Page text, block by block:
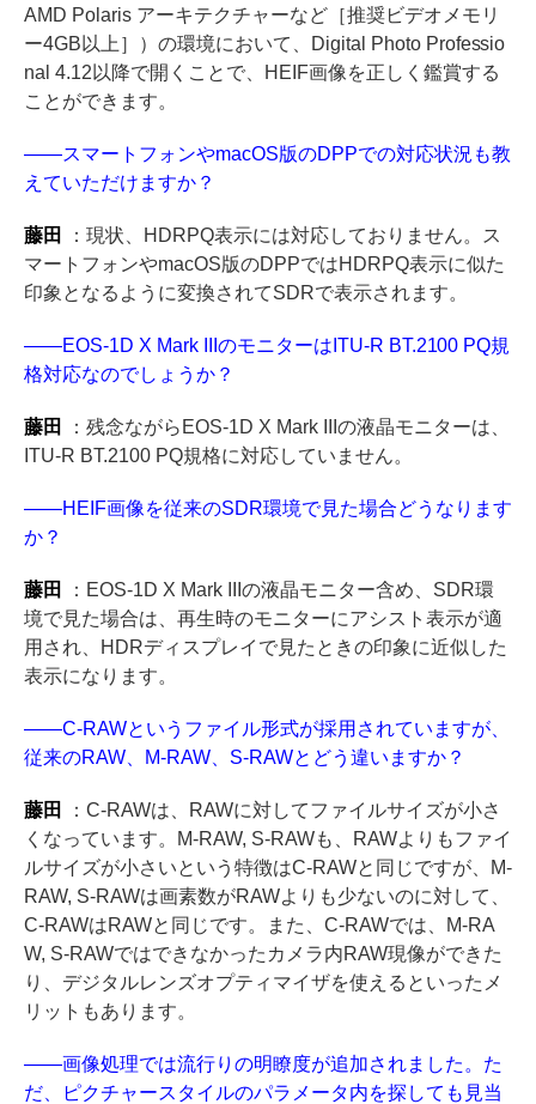
AMD Polaris アーキテクチャーなど［推奨ビデオメモリ
ー4GB以上］）の環境において、Digital Photo Professio
nal 4.12以降で開くことで、HEIF画像を正しく鑑賞する
ことができます。
――スマートフォンやmacOS版のDPPでの対応状況も教
えていただけますか？
藤田
：現状、HDRPQ表示には対応しておりません。ス
マートフォンやmacOS版のDPPではHDRPQ表示に似た
印象となるように変換されてSDRで表示されます。
――EOS-1D X Mark IIIのモニターはITU-R BT.2100 PQ規
格対応なのでしょうか？
藤田
：残念ながらEOS-1D X Mark IIIの液晶モニターは、
ITU-R BT.2100 PQ規格に対応していません。
――HEIF画像を従来のSDR環境で見た場合どうなります
か？
藤田
：EOS-1D X Mark IIIの液晶モニター含め、SDR環
境で見た場合は、再生時のモニターにアシスト表示が適
用され、HDRディスプレイで見たときの印象に近似した
表示になります。
――C-RAWというファイル形式が採用されていますが、
従来のRAW、M-RAW、S-RAWとどう違いますか？
藤田
：C-RAWは、RAWに対してファイルサイズが小さ
くなっています。M-RAW, S-RAWも、RAWよりもファイ
ルサイズが小さいという特徴はC-RAWと同じですが、M-
RAW, S-RAWは画素数がRAWよりも少ないのに対して、
C-RAWはRAWと同じです。また、C-RAWでは、M-RA
W, S-RAWではできなかったカメラ内RAW現像ができた
り、デジタルレンズオプティマイザを使えるといったメ
リットもあります。
――画像処理では流行りの明瞭度が追加されました。た
だ、ピクチャースタイルのパラメータ内を探しても見当